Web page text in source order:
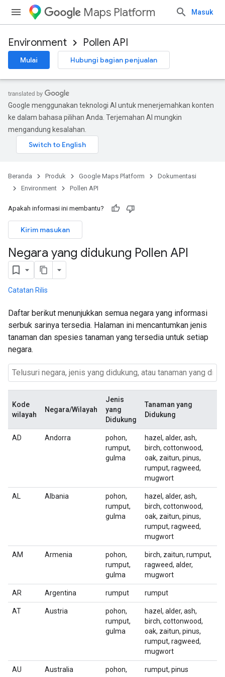
Maps Platform Masuk
Environment Pollen API
Mulai Hubungi bagian penjualan
Google menggunakan teknologi AI untuk menerjemahkan konten
ke dalam bahasa pilihan Anda. Terjemahan AI mungkin
mengandung kesalahan.
Beranda Produk Google Maps Platform
Dokumentasi
Environment
Pollen API
Apakah informasi ini membantu?
Kirim masukan
Negara yang didukung Pollen API
Catatan Rilis
Daftar berikut menunjukkan semua negara yang informasi
serbuk sarinya tersedia. Halaman ini mencantumkan jenis
tanaman dan spesies tanaman yang tersedia untuk setiap
negara.
Kode
wilayah
Negara/Wilayah
Jenis
yang
Didukung
Tanaman yang
Didukung
AD Andorra
pohon,
rumput,
gulma
hazel, alder, ash,
birch, cottonwood,
oak, zaitun, pinus,
rumput, ragweed,
mugwort
AL Albania
pohon,
rumput,
gulma
hazel, alder, ash,
birch, cottonwood,
oak, zaitun, pinus,
rumput, ragweed,
mugwort
AM Armenia
pohon,
rumput,
gulma
birch, zaitun, rumput,
ragweed, alder,
mugwort
AR Argentina rumput rumput
AT Austria
pohon,
rumput,
gulma
hazel, alder, ash,
birch, cottonwood,
oak, zaitun, pinus,
rumput, ragweed,
mugwort
AU Australia
pohon,
rumput, pinus